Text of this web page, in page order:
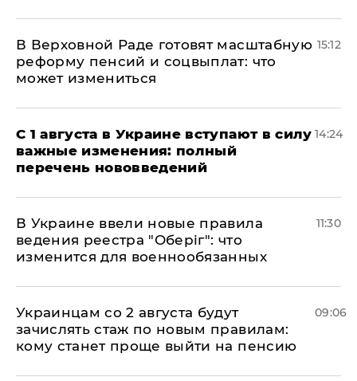
В Верховной Раде готовят масштабную
реформу пенсий и соцвыплат: что
может измениться
15:12
С 1 августа в Украине вступают в силу
важные изменения: полный
перечень нововведений
14:24
В Украине ввели новые правила
ведения реестра "Оберіг": что
изменится для военнообязанных
11:30
Украинцам со 2 августа будут
зачислять стаж по новым правилам:
кому станет проще выйти на пенсию
09:06